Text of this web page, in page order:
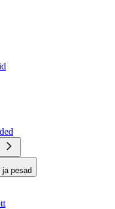
ja pesad